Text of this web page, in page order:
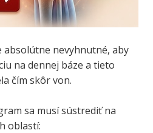
absolútne nevyhnutné, aby
na dennej báze a tieto
čím skôr von.
sa musí sústrediť na
oblastí: